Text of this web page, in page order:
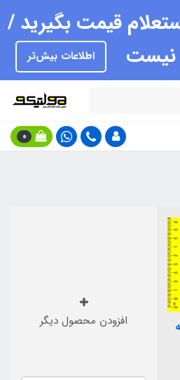
قیمت بگیرید /
نیست
اطلاعات بیش‌تر
0
افزودن محصول دیگر